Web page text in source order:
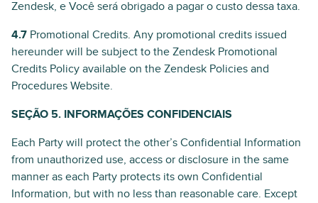
Zendesk, e Você será obrigado a pagar o custo dessa taxa.
4.7 Promotional Credits. Any promotional credits issued
hereunder will be subject to the Zendesk Promotional
Credits Policy available on the Zendesk Policies and
Procedures Website.
SEÇÃO 5. INFORMAÇÕES CONFIDENCIAIS
Each Party will protect the other’s Confidential Information
from unauthorized use, access or disclosure in the same
manner as each Party protects its own Confidential
Information, but with no less than reasonable care. Except